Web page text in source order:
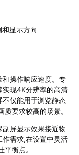
显示方向
操作响应速度。专
实现4K分辨率的高清
仅能用于浏览静态
要求较高的场景。
屏显示效果接近物
需求,在设置中灵活
衡点。